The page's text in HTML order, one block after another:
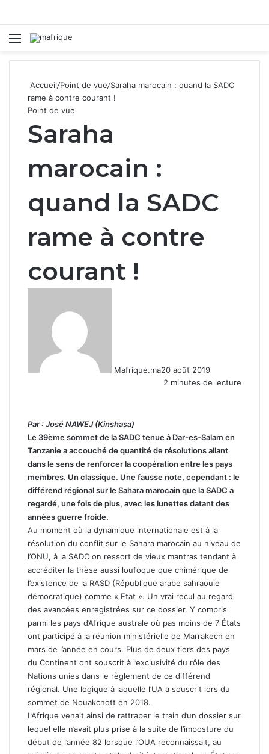
Menu
Accueil/Point de vue/Saraha marocain : quand la SADC
rame à contre courant !
Point de vue
Saraha
marocain :
quand la SADC
rame à contre
courant !
Mafrique.ma20 août 2019
2 minutes de lecture
Par : José NAWEJ (Kinshasa)
Le 39ème sommet de la SADC tenue à Dar-es-Salam en
Tanzanie a accouché de quantité de résolutions allant
dans le sens de renforcer la coopération entre les pays
membres. Un classique. Une fausse note, cependant : le
différend régional sur le Sahara marocain que la SADC a
regardé, une fois de plus, avec les lunettes datant des
années guerre froide.
Au moment où la dynamique internationale est à la
résolution du conflit sur le Sahara marocain au niveau de
l’ONU, à la SADC on ressort de vieux mantras tendant à
accréditer la thèse aussi loufoque que chimérique de
l’existence de la RASD (République arabe sahraouie
démocratique) comme « Etat ». Un vrai recul au regard
des avancées enregistrées sur ce dossier. Y compris
parmi les pays d’Afrique australe où pas moins de 7 États
ont participé à la réunion ministérielle de Marrakech en
mars de l’année en cours. Plus de deux tiers des pays
du Continent ont souscrit à l’exclusivité du rôle des
Nations unies dans le règlement de ce différend
régional. Une logique à laquelle l’UA a souscrit lors du
sommet de Nouakchott en 2018.
L’Afrique venait ainsi de rattraper le train d’un dossier sur
lequel elle n’avait plus prise à la suite de l’imposture du
début de l’année 82 lorsque l’OUA reconnaissait, au